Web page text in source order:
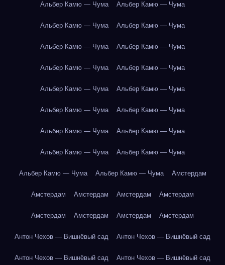
Альбер Камю — Чума Альбер Камю — Чума
Альбер Камю — Чума Альбер Камю — Чума
Альбер Камю — Чума Альбер Камю — Чума
Альбер Камю — Чума Альбер Камю — Чума
Альбер Камю — Чума Альбер Камю — Чума
Альбер Камю — Чума Альбер Камю — Чума
Альбер Камю — Чума Альбер Камю — Чума
Альбер Камю — Чума Альбер Камю — Чума
Альбер Камю — Чума Альбер Камю — Чума Амстердам
Амстердам Амстердам Амстердам Амстердам
Амстердам Амстердам Амстердам Амстердам
Антон Чехов — Вишнёвый сад Антон Чехов — Вишнёвый сад
Антон Чехов — Вишнёвый сад Антон Чехов — Вишнёвый сад